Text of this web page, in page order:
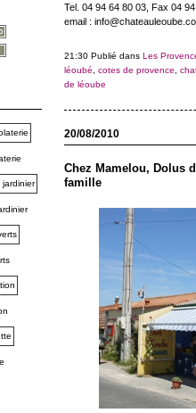
Tel. 04 94 64 80 03, Fax 04
email :
21:30 Publié dans Les
léoubé
cotes de provence
de léoube
20/08/2010
Chez Mamelou, Dolus
famille